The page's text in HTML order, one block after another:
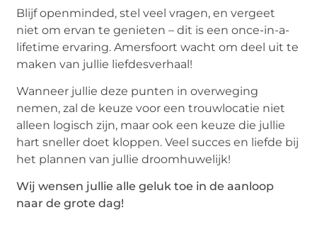
Blijf openminded, stel veel vragen, en vergeet
niet om ervan te genieten – dit is een once-in-a-
lifetime ervaring. Amersfoort wacht om deel uit te
maken van jullie liefdesverhaal!
Wanneer jullie deze punten in overweging
nemen, zal de keuze voor een trouwlocatie niet
alleen logisch zijn, maar ook een keuze die jullie
hart sneller doet kloppen. Veel succes en liefde bij
het plannen van jullie droomhuwelijk!
Wij wensen jullie alle geluk toe in de aanloop
naar de grote dag!